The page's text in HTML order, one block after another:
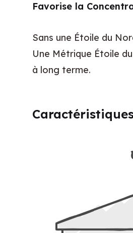
Favorise la
Sans une Étoile du
Une Métrique Étoile
à long terme.